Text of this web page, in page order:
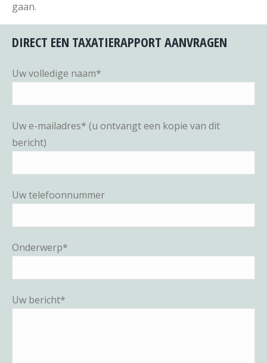
gaan.
DIRECT EEN TAXATIERAPPORT AANVRAGEN
Uw volledige naam*
Uw e-mailadres* (u ontvangt een kopie van dit
bericht)
Uw telefoonnummer
Onderwerp*
Uw bericht*